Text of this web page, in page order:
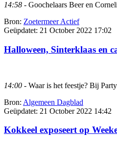
14:58 - Goochelaars Beer en
Bron: Zoetermeer Actief
Geüpdatet: 21 October 2022 17:02
Halloween, Sinterklaas en
14:00 - Waar is het feestje? Bij
Bron: Algemeen Dagblad
Geüpdatet: 21 October 2022 14:42
Kokkeel exposeert op